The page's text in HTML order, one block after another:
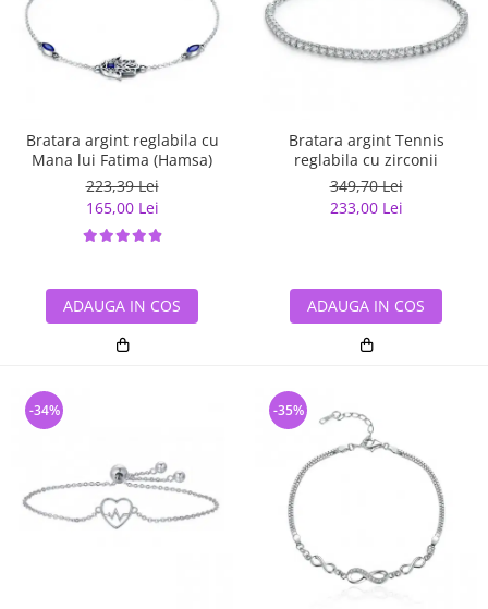
Bratara argint reglabila cu
Mana lui Fatima (Hamsa)
223,39 Lei
165,00 Lei
ADAUGA IN COS
Bratara argint Tennis
reglabila cu zirconii
349,70 Lei
233,00 Lei
ADAUGA IN COS
-34% -35%